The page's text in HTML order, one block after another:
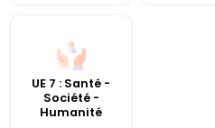
UE 7 : Santé -
Société -
Humanité